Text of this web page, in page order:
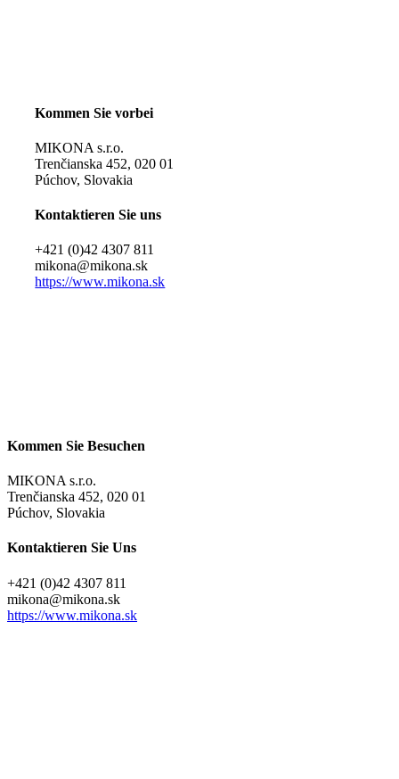
Kommen Sie vorbei
MIKONA s.r.o.
Trenčianska 452, 020 01
Púchov, Slovakia
Kontaktieren Sie uns
+421 (0)42 4307 811
mikona@mikona.sk
https://www.mikona.sk
Kommen Sie Besuchen
MIKONA s.r.o.
Trenčianska 452, 020 01
Púchov, Slovakia
Kontaktieren Sie Uns
+421 (0)42 4307 811
ks.anokim
@anokim
https://www.mikona.sk